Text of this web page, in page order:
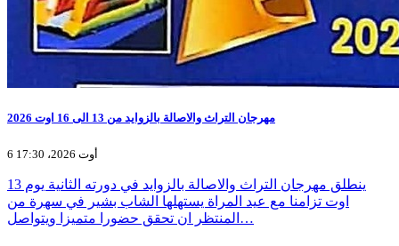
مهرجان التراث والاصالة بالزوايد من 13 الى 16 اوت 2026
6 أوت 2026، 17:30
ينطلق مهرجان التراث والاصالة بالزوايد في دورته الثانية يوم 13
اوت تزامنا مع عيد المراة يستهلها الشاب بشير في سهرة من
المنتظر ان تحقق حضورا متميزا ويتواصل…